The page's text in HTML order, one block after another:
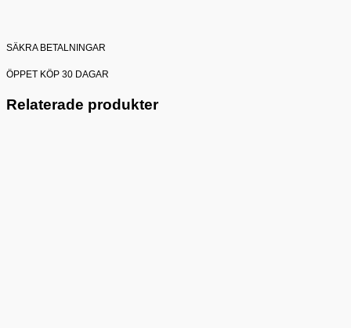
SÄKRA BETALNINGAR
ÖPPET KÖP 30 DAGAR
Relaterade produkter